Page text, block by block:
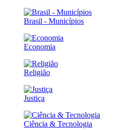
Brasil - Municípios
Economia
Religião
Justiça
Ciência & Tecnologia